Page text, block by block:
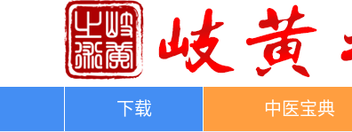
下载 中医宝典